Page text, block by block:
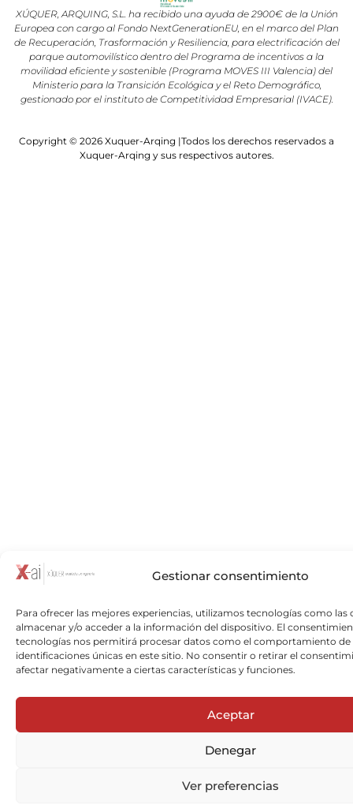
Gestionar consentimiento
Para ofrecer las mejores experiencias, utilizamos tecnologías como las
almacenar y/o acceder a la información del dispositivo. El
tecnologías nos permitirá procesar datos como el comportamiento de
identificaciones únicas en este sitio. No consentir o retirar el
afectar negativamente a ciertas características y funciones.
Aceptar
Denegar
Ver preferencias
XÚQUER, ARQUING, S.L. ha recibido una ayuda de 2900€ de la Unión
Europea con cargo al Fondo NextGenerationEU, en el marco del Plan
de Recuperación, Trasformación y Resiliencia, para electrificación del
parque automovilístico dentro del Programa de incentivos a la
movilidad eficiente y sostenible (Programa MOVES III Valencia) del
Ministerio para la Transición Ecológica y el Reto Demográfico,
gestionado por el instituto de Competitividad Empresarial (IVACE).
Copyright © 2026 Xuquer-Arqing |Todos los derechos reservados a
Xuquer-Arqing y sus respectivos autores.